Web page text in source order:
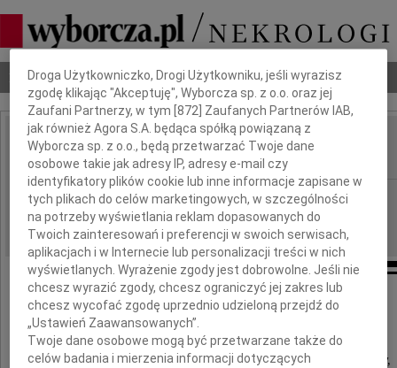
Nekrologi Odeszli Poradnik pogrzebowy
IMIĘ I NAZWISKO: Olga Maria Regner
REGION: Warszawa
DATA EMISJI: 24.03.2011
"Byłaś taka zwyczajna
rozbawione oczy
nic o tym nie wiedziałaś i my nie wiedzieliśmy,
Dbamy o Twoją prywatność
Droga Użytkowniczko, Drogi Użytkowniku, jeśli wyrazisz
zgodę klikając "Akceptuję", Wyborcza sp. z o.o. oraz jej
Zaufani Partnerzy, w tym [872 ] Zaufanych Partnerów IAB,
jak również Agora S.A. będąca spółką powiązaną z
Wyborcza sp. z o.o., będą przetwarzać Twoje dane
osobowe takie jak adresy IP, adresy e-mail czy
identyfikatory plików cookie lub inne informacje zapisane w
tych plikach do celów marketingowych, w szczególności
na potrzeby wyświetlania reklam dopasowanych do
Twoich zainteresowań i preferencji w swoich serwisach,
aplikacjach i w Internecie lub personalizacji treści w nich
wyświetlanych. Wyrażenie zgody jest dobrowolne. Jeśli nie
chcesz wyrazić zgody, chcesz ograniczyć jej zakres lub
chcesz wycofać zgodę uprzednio udzieloną przejdź do
„Ustawień Zaawansowanych”.
Twoje dane osobowe mogą być przetwarzane także do
celów badania i mierzenia informacji dotyczących